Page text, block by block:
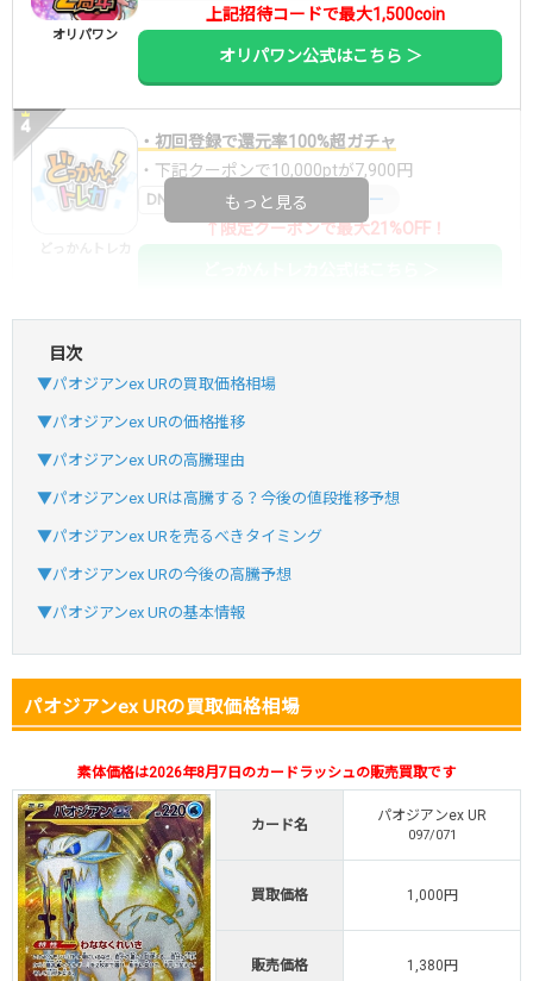
オリパワン
上記招待コードで最大1,500coin
オリパワン公式はこちら ＞
・初回登録で還元率100%超ガチャ
・下記クーポンで10,000ptが7,900円
DNGBIF4X コードコピー
↑限定クーポンで最大21%OFF！
おりパンダ
・新規登録で6種類アド確解禁
SVGC7P
オリパスタジアム
・atone・ペイディ対応！
オリくじ
・初回購入は500coinが50円
TVCM記念！激熱イベント開催中
・リリース1周年イベント開催中！
・新規登録で最大90%OFF
もっと見る
目次
▼パオジアンex URの買取価格相場
▼パオジアンex URの価格推移
▼パオジアンex URの高騰理由
▼パオジアンex URは高騰する？今後の値段推移予想
▼パオジアンex URを売るべきタイミング
▼パオジアンex URの今後の高騰予想
▼パオジアンex URの基本情報
パオジアンex URの買取価格相場
素体価格は2026年8月7日のカードラッシュの販売買取です
カード名
パオジアンex UR
097/071
買取価格 1,000円
販売価格 1,380円